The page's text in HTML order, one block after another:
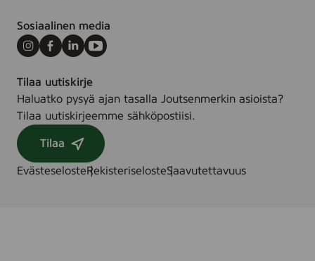
Sosiaalinen media
Instagram
Facebook
LinkedInYoutube
Tilaa uutiskirje
Haluatko pysyä ajan tasalla Joutsenmerkin asioista?
Tilaa uutiskirjeemme sähköpostiisi.
Tilaa
EvästeselosteRekisteriselosteSaavutettavuus